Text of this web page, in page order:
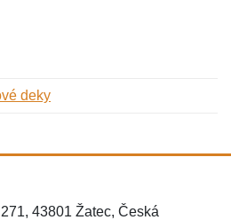
deky
43801 Žatec, Česká